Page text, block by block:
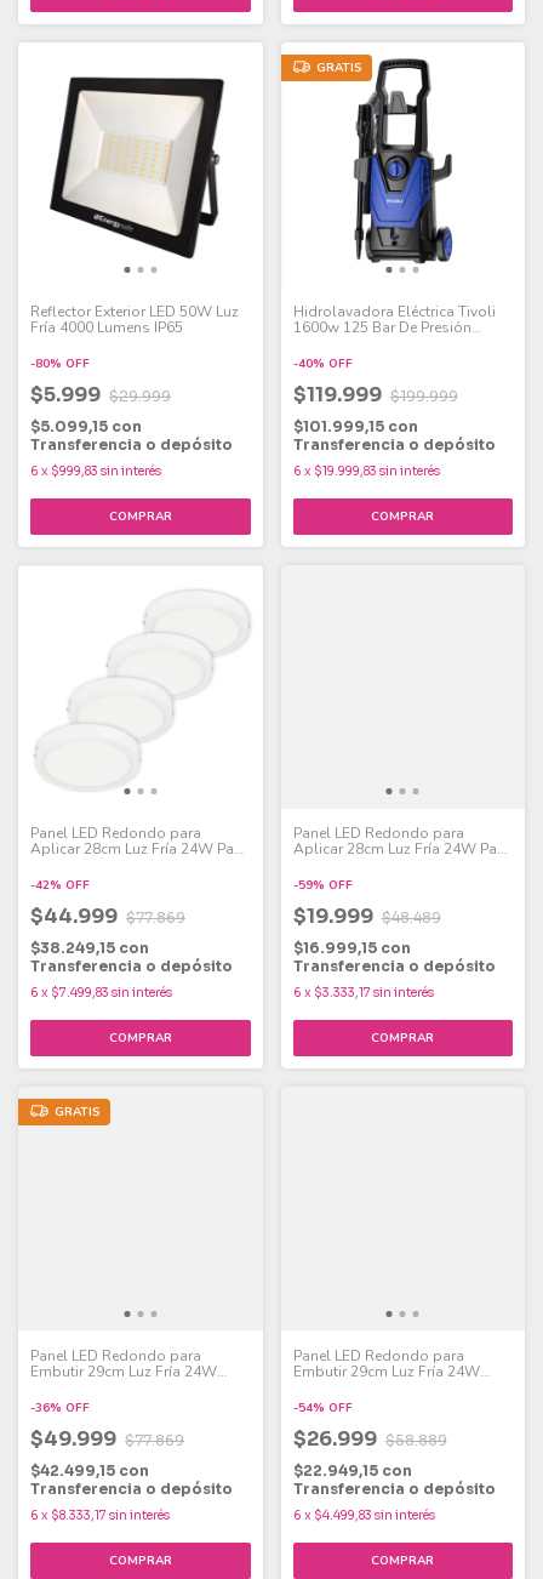
Reflector Exterior LED 50W Luz
Fría 4000 Lumens IP65
-80% OFF
$5.999 $29.999
$5.099,15 con
Transferencia o depósito
6 x $999,83 sin interés
GRATIS
Hidrolavadora Eléctrica Tivoli
1600w 125 Bar De Presión
Azul/Negro
-40% OFF
$119.999 $199.999
$101.999,15 con
Transferencia o depósito
6 x $19.999,83 sin interés
Panel LED Redondo para
Aplicar 28cm Luz Fría 24W Pack
-42% OFF
$44.999 $77.869
$38.249,15 con
Transferencia o depósito
6 x $7.499,83 sin interés
Panel LED Redondo para
Aplicar 28cm Luz Fría 24W Pack
-59% OFF
$19.999 $48.489
$16.999,15 con
Transferencia o depósito
6 x $3.333,17 sin interés
GRATIS
Panel LED Redondo para
Embutir 29cm Luz Fría 24W
-36% OFF
$49.999 $77.869
$42.499,15 con
Transferencia o depósito
6 x $8.333,17 sin interés
Panel LED Redondo para
Embutir 29cm Luz Fría 24W
-54% OFF
$26.999 $58.889
$22.949,15 con
Transferencia o depósito
6 x $4.499,83 sin interés